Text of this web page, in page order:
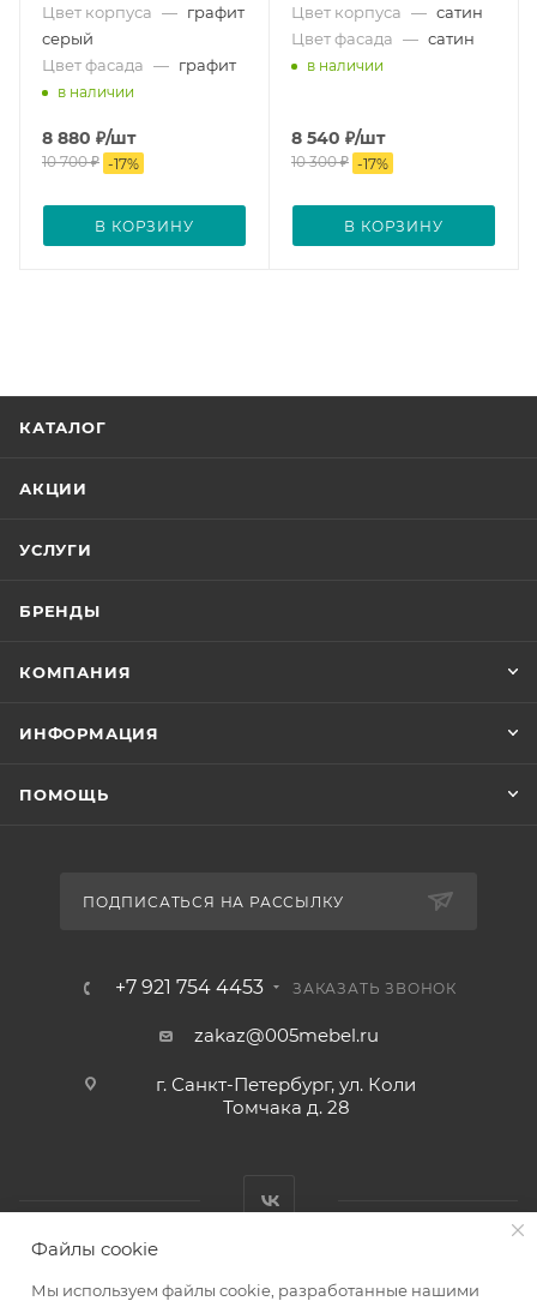
Цвет корпуса — графит
серый
Цвет фасада — графит
в наличии
8 880 ₽/шт
10 700₽ -17%
В КОРЗИНУ
Цвет корпуса — сатин
Цвет фасада — сатин
в наличии
8 540 ₽/шт
10 300₽ -17%
В КОРЗИНУ
КАТАЛОГ
АКЦИИ
УСЛУГИ
БРЕНДЫ
КОМПАНИЯ
ИНФОРМАЦИЯ
ПОМОЩЬ
ПОДПИСАТЬСЯ НА РАССЫЛКУ
+7 921 754 4453 ЗАКАЗАТЬ ЗВОНОК
zakaz@005mebel.ru
г. Санкт-Петербург, ул. Коли
Томчака д. 28
Файлы cookie
Мы используем файлы cookie, разработанные нашими